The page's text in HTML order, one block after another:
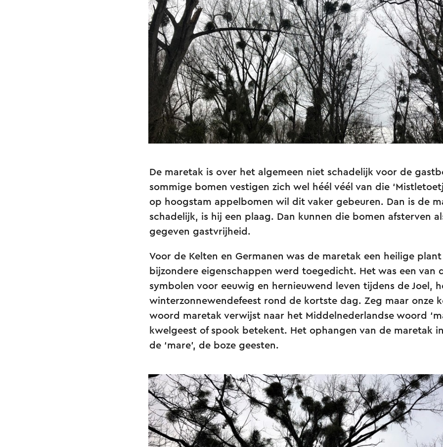
De maretak is over het algemeen niet schadelijk voor de
sommige bomen vestigen zich wel héél véél van die
op hoogstam appelbomen wil dit vaker gebeuren. Dan is de
schadelijk, is hij een plaag. Dan kunnen die bomen afsterven
gegeven gastvrijheid.
Voor de Kelten en Germanen was de maretak een heilige
bijzondere eigenschappen werd toegedicht. Het was een van
symbolen voor eeuwig en hernieuwend leven tijdens de Joel,
winterzonnewendefeest rond de kortste dag. Zeg maar onze
woord maretak verwijst naar het Middelnederlandse woord
kwelgeest of spook betekent. Het ophangen van de maretak
de ‘mare’, de boze geesten.